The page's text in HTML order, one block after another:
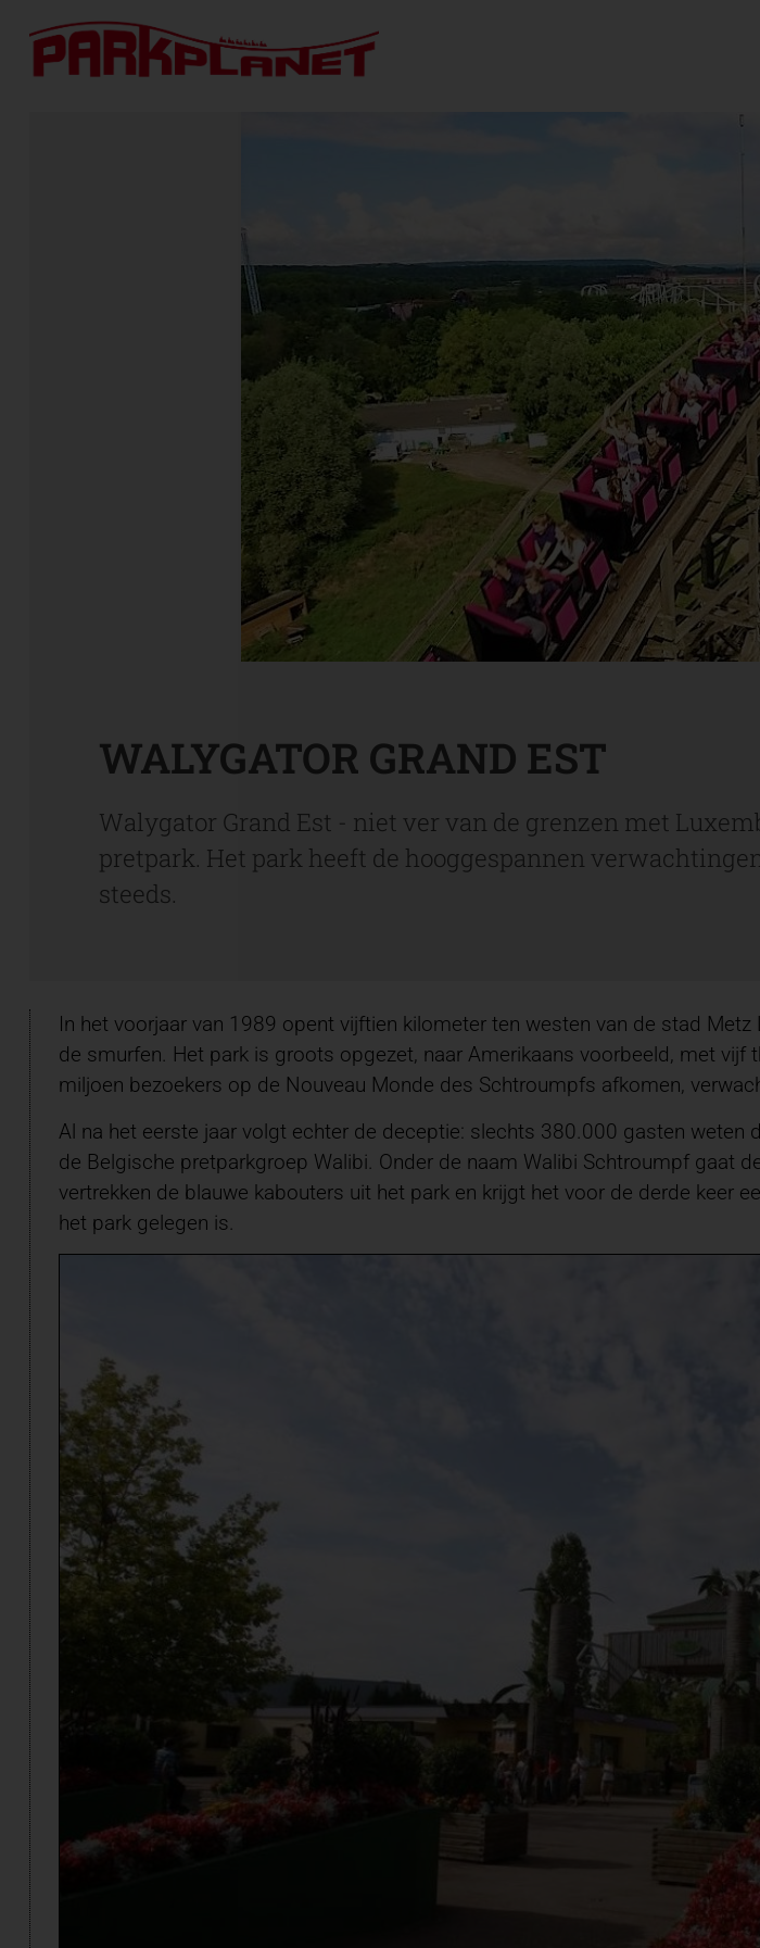
WALYGATOR GRAND EST
Walygator Grand Est - niet ver van de grenzen met
pretpark. Het park heeft de hooggespannen
steeds.
In het voorjaar van 1989 opent vijftien kilometer ten westen van de stad
de smurfen. Het park is groots opgezet, naar Amerikaans voorbeeld, met vijf
miljoen bezoekers op de Nouveau Monde des Schtroumpfs afkomen,
Al na het eerste jaar volgt echter de deceptie: slechts 380.000 gasten
de Belgische pretparkgroep Walibi. Onder de naam Walibi Schtroumpf gaat
vertrekken de blauwe kabouters uit het park en krijgt het voor de derde keer
het park gelegen is.